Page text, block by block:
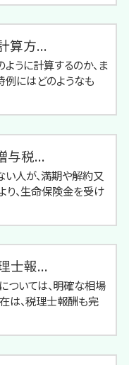
算方...
うに計算するのか、ま
にはどのようなも
与税...
人が、満期や解約又
り、生命保険金を受け
士報...
ついては、明確な相場
は、税理士報酬も完